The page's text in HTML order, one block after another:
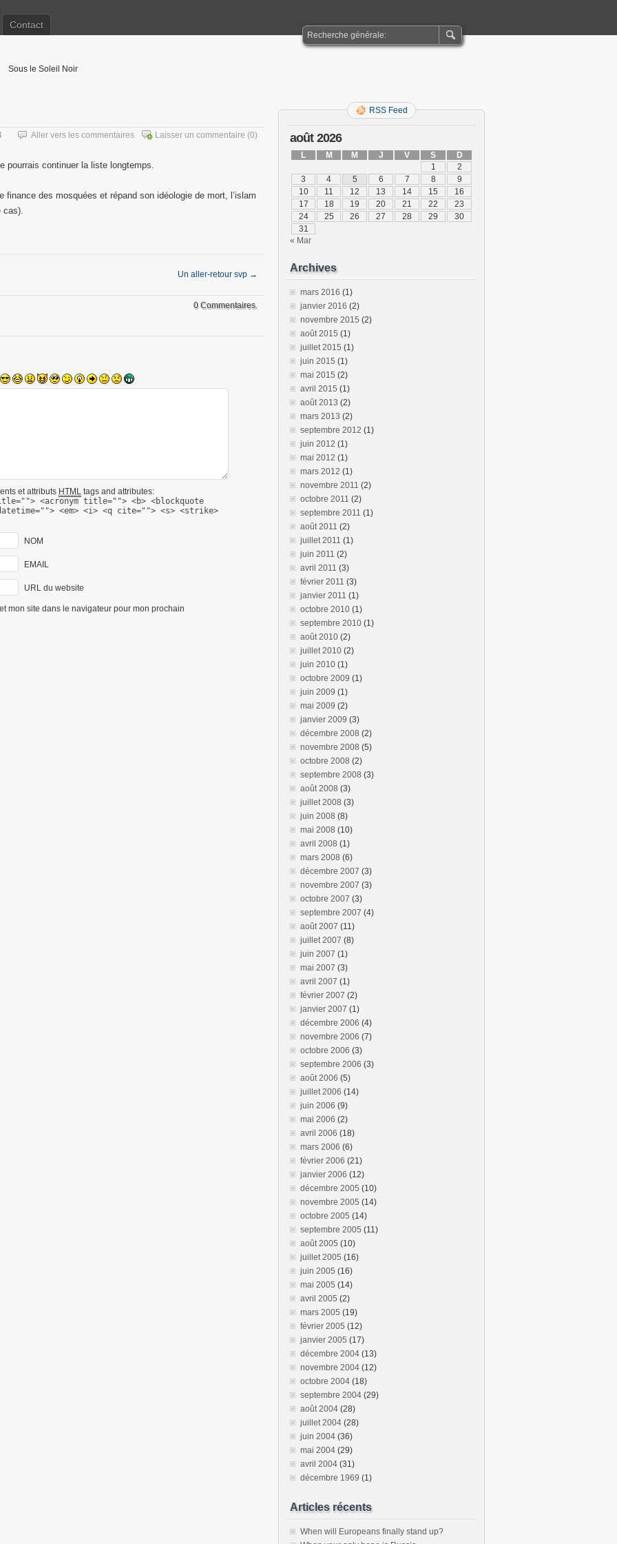
Contact
Sous le Soleil Noir
Laisser un commentaire (0)
Aller vers les commentaires
pourrais continuer la liste longtemps.
finance des mosquées et répand son idéologie de mort, l’islam
cas).
Un aller-retour svp →
0 Commentaires.
et attributs HTML tags and attributes:
<acronym title=""> <b> <blockquote
<em> <i> <q cite=""> <s> <strike>
NOM
EMAIL
URL du website
mon site dans le navigateur pour mon prochain
RSS Feed
août 2026
L M M J V S
D
1
2
3
4 5 6 7 8
9
10
11 12 13 14 15
16
17
18 19 20 21 22
23
24
25 26 27 28 29
30
31
« Mar
Archives
mars 2016 (1)
janvier 2016 (2)
novembre 2015 (2)
août 2015 (1)
juillet 2015 (1)
juin 2015 (1)
mai 2015 (2)
avril 2015 (1)
août 2013 (2)
mars 2013 (2)
septembre 2012 (1)
juin 2012 (1)
mai 2012 (1)
mars 2012 (1)
novembre 2011 (2)
octobre 2011 (2)
septembre 2011 (1)
août 2011 (2)
juillet 2011 (1)
juin 2011 (2)
avril 2011 (3)
février 2011 (3)
janvier 2011 (1)
octobre 2010 (1)
septembre 2010 (1)
août 2010 (2)
juillet 2010 (2)
juin 2010 (1)
octobre 2009 (1)
juin 2009 (1)
mai 2009 (2)
janvier 2009 (3)
décembre 2008 (2)
novembre 2008 (5)
octobre 2008 (2)
septembre 2008 (3)
août 2008 (3)
juillet 2008 (3)
juin 2008 (8)
mai 2008 (10)
avril 2008 (1)
mars 2008 (6)
décembre 2007 (3)
novembre 2007 (3)
octobre 2007 (3)
septembre 2007 (4)
août 2007 (11)
juillet 2007 (8)
juin 2007 (1)
mai 2007 (3)
avril 2007 (1)
février 2007 (2)
janvier 2007 (1)
décembre 2006 (4)
novembre 2006 (7)
octobre 2006 (3)
septembre 2006 (3)
août 2006 (5)
juillet 2006 (14)
juin 2006 (9)
mai 2006 (2)
avril 2006 (18)
mars 2006 (6)
février 2006 (21)
janvier 2006 (12)
décembre 2005 (10)
novembre 2005 (14)
octobre 2005 (14)
septembre 2005 (11)
août 2005 (10)
juillet 2005 (16)
juin 2005 (16)
mai 2005 (14)
avril 2005 (2)
mars 2005 (19)
février 2005 (12)
janvier 2005 (17)
décembre 2004 (13)
novembre 2004 (12)
octobre 2004 (18)
septembre 2004 (29)
août 2004 (28)
juillet 2004 (28)
juin 2004 (36)
mai 2004 (29)
avril 2004 (31)
décembre 1969 (1)
Articles récents
When will Europeans finally stand up?